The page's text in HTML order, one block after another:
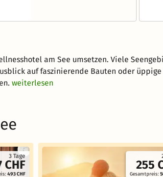
am See umsetzen. Viele
auf faszinierende Bauten oder
weiterlesen
3 Tage
CHF
493 CHF
255
Gesamtpreis: